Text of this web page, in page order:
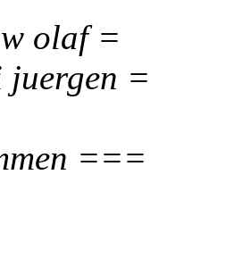
olaf =
juergen =
===